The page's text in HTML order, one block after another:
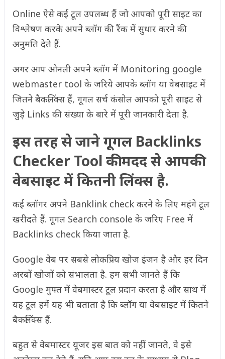
Online ऐसे कई टूल उपलब्ध हैं जो आपको पूरी साइट का
विश्लेषण करके अपने ब्लॉग की रैंक में सुधार करने की
अनुमति देते हैं.
अगर आप ओनली अपने ब्लॉग में Monitoring google
webmaster tool के जरिये आपके ब्लॉग या वेबसाइट में
जितने बैकलिंक्स हैं, गूगल सर्च कंसोल आपको पूरी साइट से
जुड़े Links की संख्या के बारे में पूरी जानकारी देता है.
इस तरह से जाने गूगल Backlinks
Checker Tool की मदद से आपकी
वेबसाइट में कितनी लिंक्स है.
कई ब्लॉगर अपने Banklink check करने के लिए महंगे टूल
खरीदते हैं. गूगल Search console के जरिए Free में
Backlinks check किया जाता है.
Google वेब पर सबसे लोकप्रिय खोज इंजन है और हर दिन
अरबों खोजों को संभालता है. हम सभी जानते हैं कि
Google मुफ्त में वेबमास्टर टूल प्रदान करता है और साथ में
यह टूल हमें यह भी बताता है कि ब्लॉग या वेबसाइट में कितने
बैकलिंक्स हैं.
बहुत से वेबमास्टर यूजर इस बात को नहीं जानते, वे इसे